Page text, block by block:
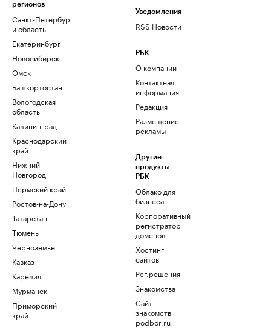
регионов
Санкт-Петербург
и область
Екатеринбург
Новосибирск
Омск
Башкортостан
Вологодская
область
Калининград
Краснодарский
край
Нижний
Новгород
Пермский край
Ростов-на-Дону
Татарстан
Тюмень
Черноземье
Кавказ
Карелия
Мурманск
Приморский
край
Уведомления
RSS Новости
РБК
О компании
Контактная
информация
Редакция
Размещение
рекламы
Другие
продукты
РБК
Облако для
бизнеса
Корпоративный
регистратор
доменов
Хостинг
сайтов
Рег.решения
Знакомства
Сайт
знакомств
podbor.ru